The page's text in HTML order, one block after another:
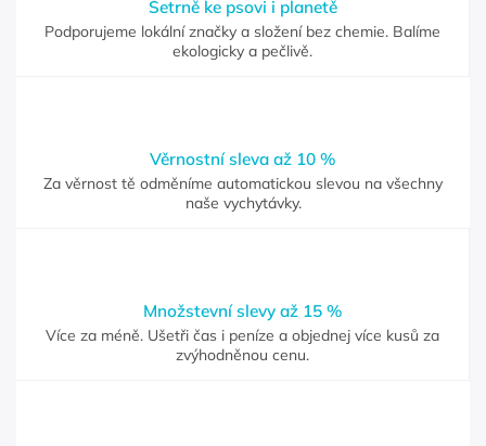
Šetrně ke psovi i planetě
Podporujeme lokální značky a složení bez chemie. Balíme
ekologicky a pečlivě.
Věrnostní sleva až 10 %
Za věrnost tě odměníme automatickou slevou na všechny
naše vychytávky.
Množstevní slevy až 15 %
Více za méně. Ušetři čas i peníze a objednej více kusů za
zvýhodněnou cenu.